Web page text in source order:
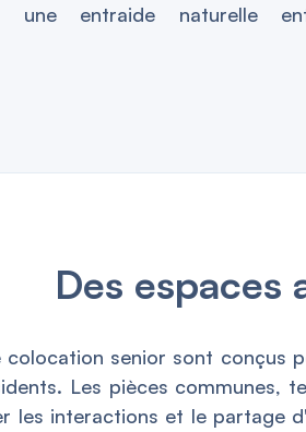
une entraide naturelle
Des espaces
colocation senior sont conçus
Les pièces communes,
les interactions et le partage